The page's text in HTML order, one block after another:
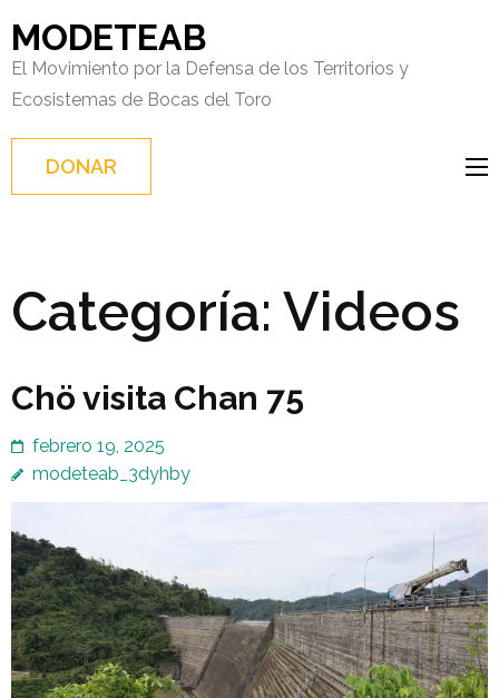
al
contenido
(presiona
Intro)
MODETEAB
El Movimiento por la Defensa de los Territorios y
Ecosistemas de Bocas del Toro
DONAR
Categoría: Videos
Chö visita Chan 75
febrero 19, 2025
modeteab_3dyhby